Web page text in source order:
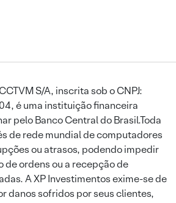
S/A, inscrita sob o CNPJ:
é uma instituição financeira
pelo Banco Central do Brasil.Toda
de rede mundial de computadores
ou atrasos, podendo impedir
de ordens ou a recepção de
A XP Investimentos exime-se de
danos sofridos por seus clientes,